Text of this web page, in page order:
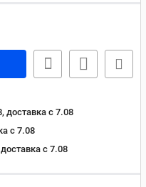
доставка c 7.08
c 7.08
c 7.08